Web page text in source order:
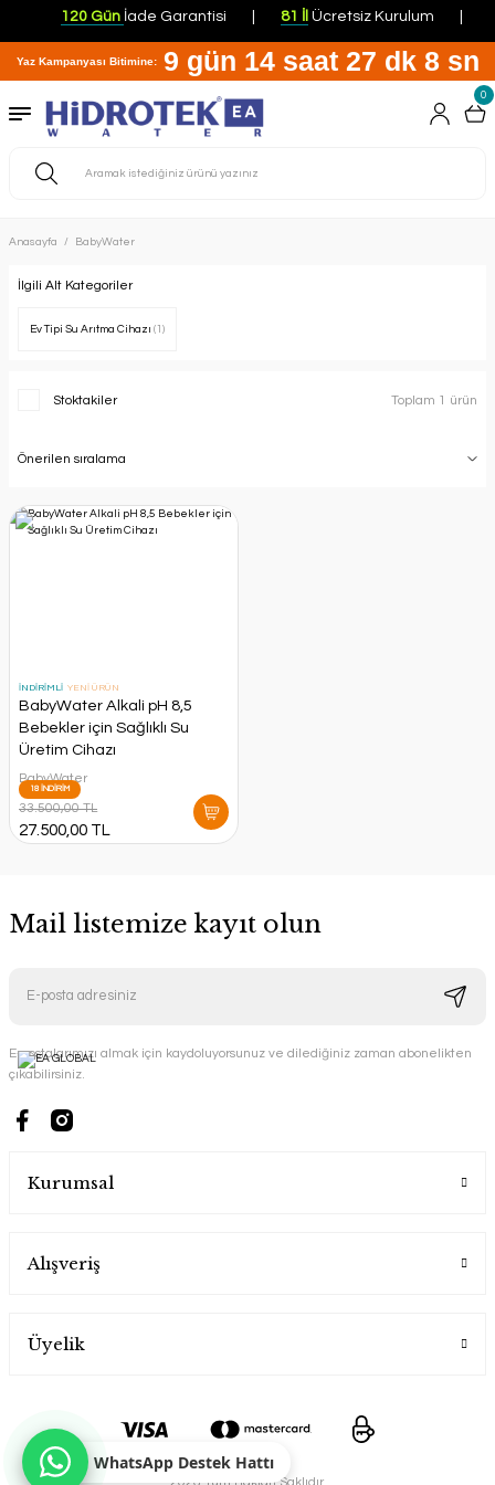
WhatsApp Destek Hattı
120 Günİade Garantisi 81 İl Ücretsiz Kurulum
Yaz Kampanyası Bitimine: 9 gün 14 saat 27 dk 7 sn
0
Anasayfa BabyWater
İlgili Alt Kategoriler
Ev Tipi Su Arıtma Cihazı (1)
Stoktakiler Toplam 1 ürün
İNDİRİMLİ YENİ ÜRÜN
BabyWater Alkali pH 8,5
Bebekler için Sağlıklı Su
Üretim Cihazı
BabyWater
18 İNDİRİM
33.500,00 TL
27.500,00 TL
Mail listemize kayıt olun
E-postalarımızı almak için kaydoluyorsunuz ve dilediğiniz zaman abonelikten
çıkabilirsiniz.
Kurumsal
Alışveriş
Üyelik
2026 Tüm Hakları Saklıdır.